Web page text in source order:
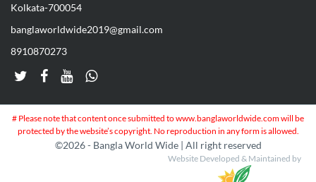
Kolkata-700054
banglaworldwide2019@gmail.com
8910870273
# Please note that content once submitted to www.banglaworldwide.com will be
protected by the website’s copyright. No reproduction in any form is allowed.
©2026 - Bangla World Wide | All right reserved
Website Developed & Maintained by